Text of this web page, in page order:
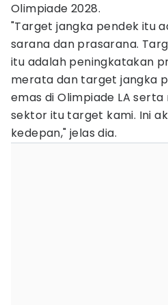
Olimpiade 2028.
"Target jangka pendek itu
sarana dan prasarana.
itu adalah peningkatakan
merata dan target jangka
emas di Olimpiade LA
sektor itu target kami. Ini
kedepan," jelas dia.